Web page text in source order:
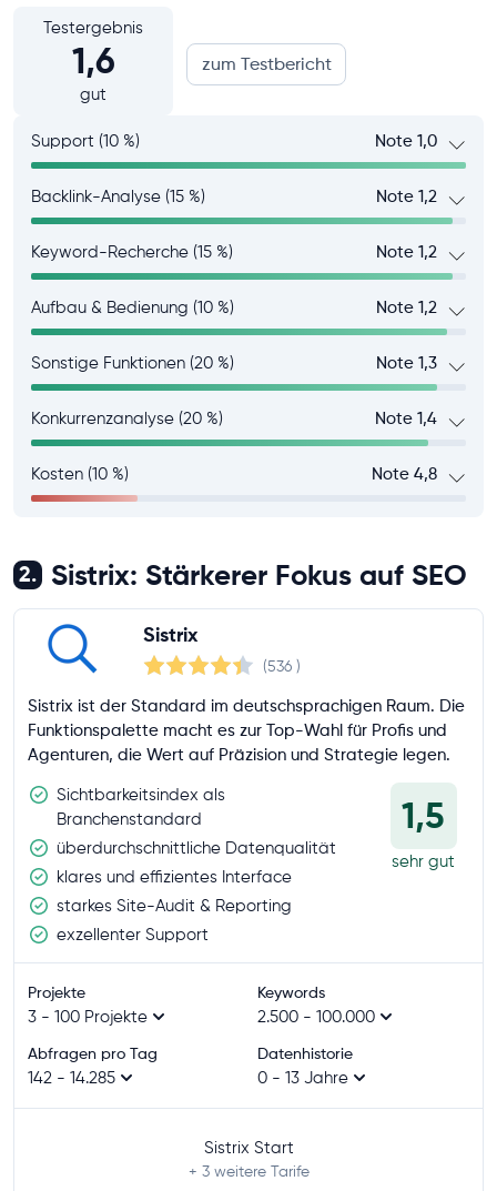
Testergebnis
1,6
gut
zum Testbericht
Support (10 %) Note 1,0
Backlink-Analyse (15 %) Note 1,2
Keyword-Recherche (15 %) Note 1,2
Aufbau & Bedienung (10 %) Note 1,2
Sonstige Funktionen (20 %) Note 1,3
Konkurrenzanalyse (20 %) Note 1,4
Kosten (10 %) Note 4,8
2. Sistrix: Stärkerer Fokus auf SEO
Sistrix
(536 )
Sistrix ist der Standard im deutschsprachigen Raum. Die
Funktionspalette macht es zur Top-Wahl für Profis und
Agenturen, die Wert auf Präzision und Strategie legen.
Sichtbarkeitsindex als
Branchenstandard
überdurchschnittliche Datenqualität
klares und effizientes Interface
starkes Site-Audit & Reporting
exzellenter Support
1,5
sehr gut
Projekte
3 - 100 Projekte
Keywords
2.500 - 100.000
Abfragen pro Tag
142 - 14.285
Datenhistorie
0 - 13 Jahre
Sistrix Start
+ 3 weitere Tarife